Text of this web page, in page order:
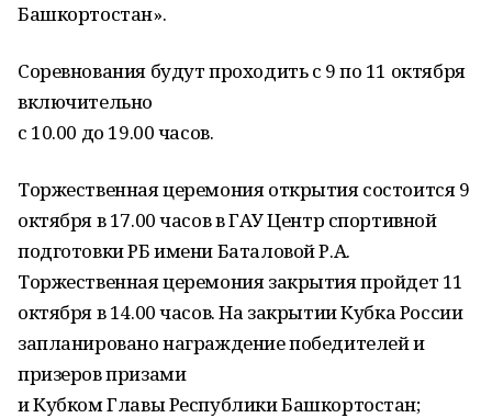
Башкортостан».
Соревнования будут проходить с 9 по 11 октября
включительно
с 10.00 до 19.00 часов.
Торжественная церемония открытия состоится 9
октября в 17.00 часов в ГАУ Центр спортивной
подготовки РБ имени Баталовой Р.А.
Торжественная церемония закрытия пройдет 11
октября в 14.00 часов. На закрытии Кубка России
запланировано награждение победителей и
призеров призами
и Кубком Главы Республики Башкортостан;